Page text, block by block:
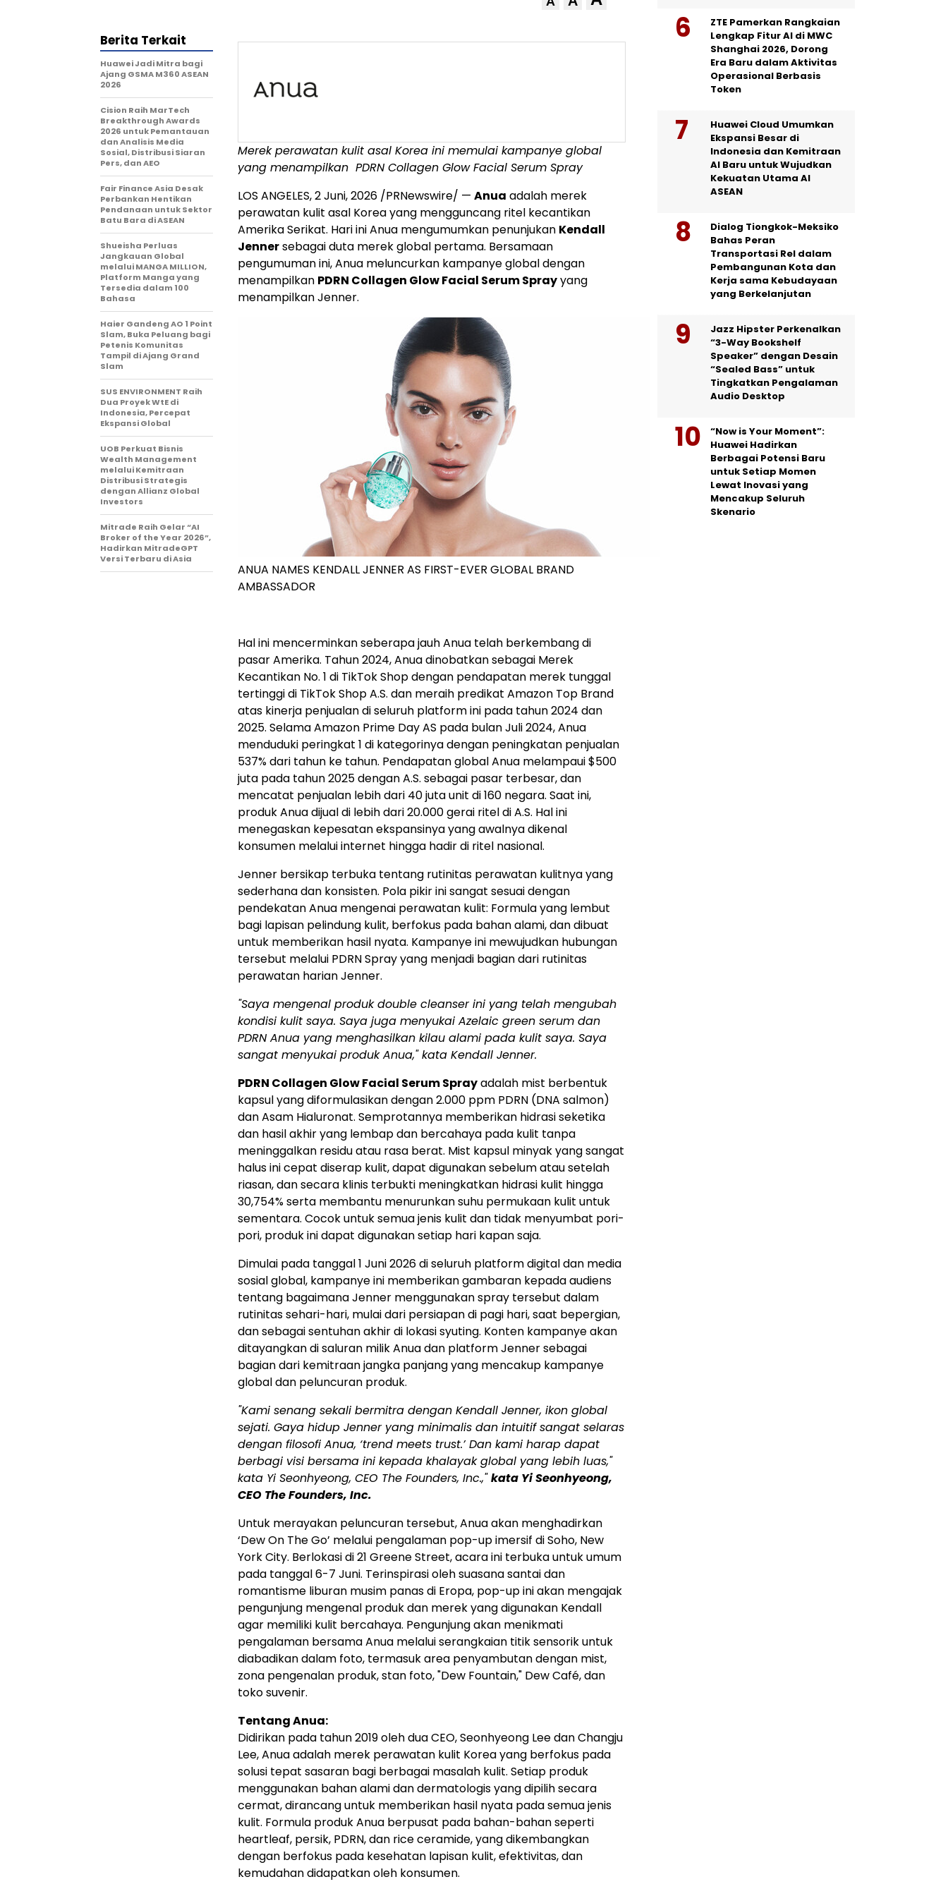
Merek perawatan kulit asal Korea ini memulai kampanye global
yang menampilkan PDRN Collagen Glow Facial Serum Spray
LOS ANGELES,2 Juni, 2026 /PRNewswire/ — Anua adalah merek
perawatan kulit asal Korea yang mengguncang ritel kecantikan
Amerika Serikat. Hari ini Anua mengumumkan penunjukan Kendall
Jennersebagai duta merek global pertama. Bersamaan
pengumuman ini, Anua meluncurkan kampanye global dengan
menampilkan PDRN Collagen Glow Facial Serum Sprayyang
menampilkan Jenner.
ANUA NAMES KENDALL JENNER AS FIRST-EVER GLOBAL BRAND
AMBASSADOR
Hal ini mencerminkan seberapa jauh Anua telah berkembang di
pasar Amerika. Tahun 2024, Anua dinobatkan sebagai Merek
Kecantikan No. 1 di TikTok Shop dengan pendapatan merek tunggal
tertinggi di TikTok Shop A.S. dan meraih predikat Amazon Top Brand
atas kinerja penjualan di seluruh platform ini pada tahun 2024 dan
2025. Selama Amazon Prime Day AS pada bulan Juli 2024, Anua
menduduki peringkat 1 di kategorinya dengan peningkatan penjualan
537% dari tahun ke tahun. Pendapatan global Anua melampaui $500
juta pada tahun 2025 dengan A.S. sebagai pasar terbesar, dan
mencatat penjualan lebih dari 40 juta unit di 160 negara. Saat ini,
produk Anua dijual di lebih dari 20.000 gerai ritel di A.S. Hal ini
menegaskan kepesatan ekspansinya yang awalnya dikenal
konsumen melalui internet hingga hadir di ritel nasional.
Jenner bersikap terbuka tentang rutinitas perawatan kulitnya yang
sederhana dan konsisten. Pola pikir ini sangat sesuai dengan
pendekatan Anua mengenai perawatan kulit: Formula yang lembut
bagi lapisan pelindung kulit, berfokus pada bahan alami, dan dibuat
untuk memberikan hasil nyata. Kampanye ini mewujudkan hubungan
tersebut melalui PDRN Spray yang menjadi bagian dari rutinitas
perawatan harian Jenner.
"Saya mengenal produk double cleanser ini yang telah mengubah
kondisi kulit saya. Saya juga menyukai Azelaic green serum dan
PDRN Anua yang menghasilkan kilau alami pada kulit saya. Saya
sangat menyukai produk Anua,"kata Kendall Jenner.
PDRN Collagen Glow Facial Serum Sprayadalah mist berbentuk
kapsul yang diformulasikan dengan 2.000 ppm PDRN (DNA salmon)
dan Asam Hialuronat. Semprotannya memberikan hidrasi seketika
dan hasil akhir yang lembap dan bercahaya pada kulit tanpa
meninggalkan residu atau rasa berat. Mist kapsul minyak yang sangat
halus ini cepat diserap kulit, dapat digunakan sebelum atau setelah
riasan, dan secara klinis terbukti meningkatkan hidrasi kulit hingga
30,754% serta membantu menurunkan suhu permukaan kulit untuk
sementara. Cocok untuk semua jenis kulit dan tidak menyumbat pori-
pori, produk ini dapat digunakan setiap hari kapan saja.
Dimulai pada tanggal 1 Juni 2026 di seluruh platform digital dan media
sosial global, kampanye ini memberikan gambaran kepada audiens
tentang bagaimana Jenner menggunakan spray tersebut dalam
rutinitas sehari-hari, mulai dari persiapan di pagi hari, saat bepergian,
dan sebagai sentuhan akhir di lokasi syuting. Konten kampanye akan
ditayangkan di saluran milik Anua dan platform Jenner sebagai
bagian dari kemitraan jangka panjang yang mencakup kampanye
global dan peluncuran produk.
"Kami senang sekali bermitra dengan Kendall Jenner, ikon global
sejati. Gaya hidup Jenner yang minimalis dan intuitif sangat selaras
dengan filosofi Anua, ‘trend meets trust.’ Dan kami harap dapat
berbagi visi bersama ini kepada khalayak global yang lebih luas,"
kata Yi Seonhyeong, CEO The Founders, Inc.,"kata Yi Seonhyeong,
CEO The Founders, Inc.
Untuk merayakan peluncuran tersebut, Anua akan menghadirkan
‘Dew On The Go’ melalui pengalaman pop-up imersif di Soho, New
York City. Berlokasi di 21 Greene Street, acara ini terbuka untuk umum
pada tanggal 6-7 Juni. Terinspirasi oleh suasana santai dan
romantisme liburan musim panas di Eropa, pop-up ini akan mengajak
pengunjung mengenal produk dan merek yang digunakan Kendall
agar memiliki kulit bercahaya. Pengunjung akan menikmati
pengalaman bersama Anua melalui serangkaian titik sensorik untuk
diabadikan dalam foto, termasuk area penyambutan dengan mist,
zona pengenalan produk, stan foto, "Dew Fountain," Dew Café, dan
toko suvenir.
Tentang Anua:
Didirikan pada tahun 2019 oleh dua CEO, Seonhyeong Lee dan Changju
Lee, Anua adalah merek perawatan kulit Korea yang berfokus pada
solusi tepat sasaran bagi berbagai masalah kulit. Setiap produk
menggunakan bahan alami dan dermatologis yang dipilih secara
cermat, dirancang untuk memberikan hasil nyata pada semua jenis
kulit. Formula produk Anua berpusat pada bahan-bahan seperti
heartleaf, persik, PDRN, dan rice ceramide, yang dikembangkan
dengan berfokus pada kesehatan lapisan kulit, efektivitas, dan
kemudahan didapatkan oleh konsumen.
Berita Terkait
Huawei Jadi Mitra bagi
Ajang GSMA M360 ASEAN
2026
Cision Raih MarTech
Breakthrough Awards
2026 untuk Pemantauan
dan Analisis Media
Sosial, Distribusi Siaran
Pers, dan AEO
Fair Finance Asia Desak
Perbankan Hentikan
Pendanaan untuk Sektor
Batu Bara di ASEAN
Shueisha Perluas
Jangkauan Global
melalui MANGA MILLION,
Platform Manga yang
Tersedia dalam 100
Bahasa
Haier Gandeng AO 1 Point
Slam, Buka Peluang bagi
Petenis Komunitas
Tampil di Ajang Grand
Slam
SUS ENVIRONMENT Raih
Dua Proyek WtE di
Indonesia, Percepat
Ekspansi Global
UOB Perkuat Bisnis
Wealth Management
melalui Kemitraan
Distribusi Strategis
dengan Allianz Global
Investors
Mitrade Raih Gelar “AI
Broker of the Year 2026”,
Hadirkan MitradeGPT
Versi Terbaru di Asia
ZTE Pamerkan Rangkaian
Lengkap Fitur AI di MWC
Shanghai 2026, Dorong
Era Baru dalam Aktivitas
Operasional Berbasis
Token
Huawei Cloud Umumkan
Ekspansi Besar di
Indonesia dan Kemitraan
AI Baru untuk Wujudkan
Kekuatan Utama AI
ASEAN
Dialog Tiongkok-Meksiko
Bahas Peran
Transportasi Rel dalam
Pembangunan Kota dan
Kerja sama Kebudayaan
yang Berkelanjutan
Jazz Hipster Perkenalkan
“3-Way Bookshelf
Speaker” dengan Desain
“Sealed Bass” untuk
Tingkatkan Pengalaman
Audio Desktop
“Now is Your Moment”:
Huawei Hadirkan
Berbagai Potensi Baru
untuk Setiap Momen
Lewat Inovasi yang
Mencakup Seluruh
Skenario